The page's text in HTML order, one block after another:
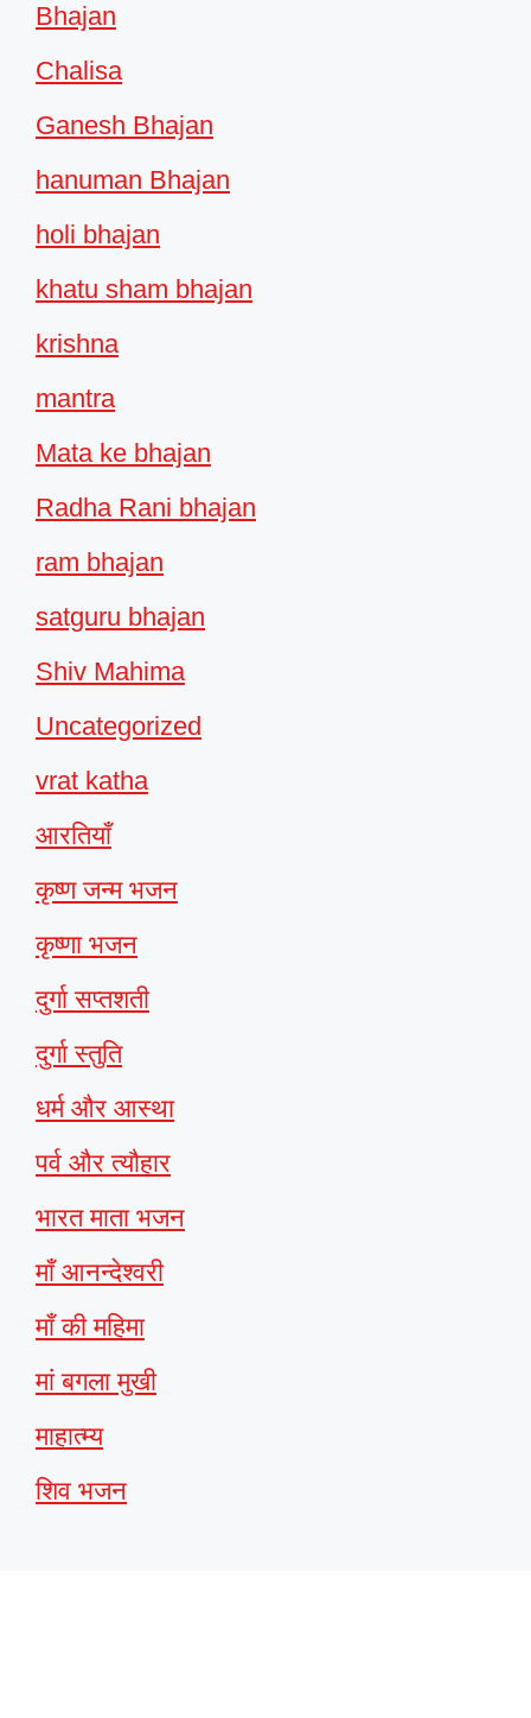
Bhajan
Chalisa
Ganesh Bhajan
hanuman Bhajan
holi bhajan
khatu sham bhajan
krishna
mantra
Mata ke bhajan
Radha Rani bhajan
ram bhajan
satguru bhajan
Shiv Mahima
Uncategorized
vrat katha
आरतियाँ
कृष्ण जन्म भजन
कृष्णा भजन
दुर्गा सप्तशती
दुर्गा स्तुति
धर्म और आस्था
पर्व और त्यौहार
भारत माता भजन
माँ आनन्देश्वरी
माँ की महिमा
मां बगला मुखी
माहात्म्य
शिव भजन